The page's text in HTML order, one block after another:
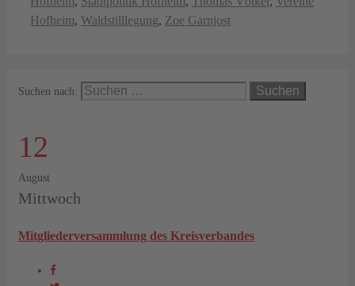
Hofheim, Waldstilllegung, Zoe Garnjost
Suchen nach:
12
August
Mittwoch
Mitgliederversammlung des Kreisverbandes